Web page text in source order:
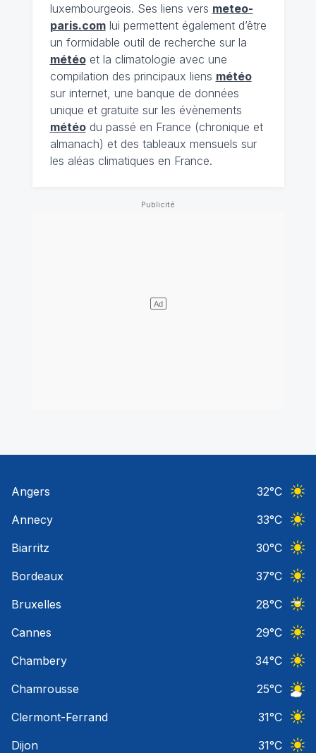
luxembourgeois. Ses liens vers meteo-
paris.comlui permettent également d’être
un formidable outil de recherche sur la
météoet la climatologie avec une
compilation des principaux liens météo
sur internet, une banque de données
unique et gratuite sur les évènements
météodu passé en France (chronique et
almanach) et des tableaux mensuels sur
les aléas climatiques en France.
Angers 32°C
Annecy
33°C
Biarritz
30°C
Bordeaux
37°C
Bruxelles
28°C
Cannes
29°C
Chambery
34°C
Chamrousse
25°C
Clermont-Ferrand
31°C
Dijon
31°C